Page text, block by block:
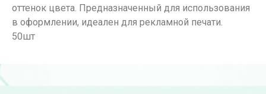
оттенок цвета. Предназначенный для использования
в оформлении, идеален для рекламной печати.
50шт